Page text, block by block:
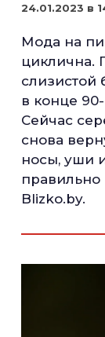
24.01.2023 в
Мода на
циклична.
в конце
Сейчас
снова
носы, уши
правильно
Blizko.by.